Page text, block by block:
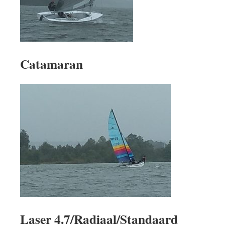
Catamaran
Laser 4.7/Radiaal/Standaard